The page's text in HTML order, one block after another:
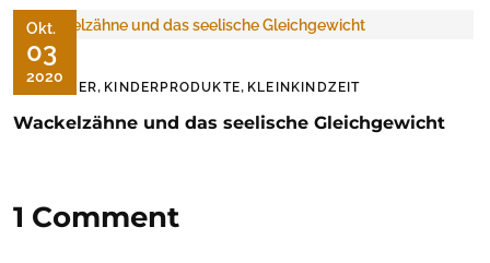
Okt.
03
2020
BÜCHER, KINDERPRODUKTE, KLEINKINDZEIT
Wackelzähne und das seelische Gleichgewicht
1 Comment